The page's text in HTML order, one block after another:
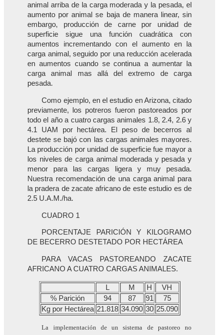
animal arriba de la carga moderada y la pesada, el
aumento por animal se baja de manera linear, sin
embargo, producción de carne por unidad de
superficie sigue una función cuadrática con
aumentos incrementando con el aumento en la
carga animal, seguido por una reducción acelerada
en aumentos cuando se continua a aumentar la
carga animal mas allá del extremo de carga
pesada.
Como ejemplo, en el estudio en Arizona, citado
previamente, los potreros fueron pastoreados por
todo el año a cuatro cargas animales 1.8, 2.4, 2.6 y
4.1 UAM por hectárea. El peso de becerros al
destete se bajó con las cargas animales mayores.
La producción por unidad de superficie fue mayor a
los niveles de carga animal moderada y pesada y
menor para las cargas ligera y muy pesada.
Nuestra recomendación de una carga animal para
la pradera de zacate africano de este estudio es de
2.5 U.A.M./ha.
CUADRO 1
PORCENTAJE PARICIÓN Y KILOGRAMO
DE BECERRO DESTETADO POR HECTÁREA
PARA VACAS PASTOREANDO ZACATE
AFRICANO A CUATRO CARGAS ANIMALES.
L M H
VH
% Parición
94 87 91
75
Kg por Hectárea 21.818 34.090 30 25.090
La implementación de un sistema de pastoreo no